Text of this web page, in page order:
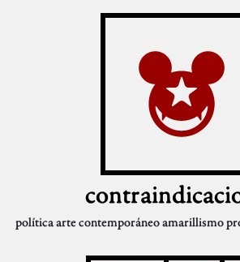
políticaarte contemporáneoamarillismo